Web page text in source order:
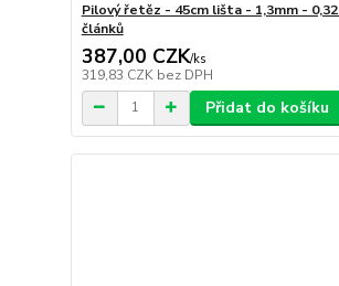
Pilový řetěz - 45cm lišta - 1,3mm -
článků
387,00 CZK/ks
319,83 CZK bez DPH
Přidat do košíku